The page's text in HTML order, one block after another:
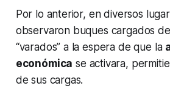
Por lo anterior, en diversos
observaron buques cargados
“varados” a la espera de que la
económica se activara,
de sus cargas.